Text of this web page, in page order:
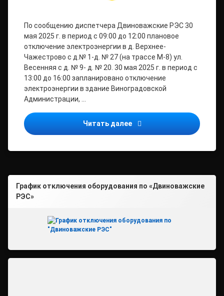
По сообщению диспетчера Двиноважские РЭС 30
мая 2025 г. в период с 09:00 до 12:00 плановое
отключение электроэнергии в д. Верхнее-
Чажестрово с д.№ 1-д. № 27 (на трассе М-8) ул.
Весенняя с д. № 9- д. № 20. 30 мая 2025 г. в период с
13:00 до 16:00 запланировано отключение
электроэнергии в здание Виноградовской
Администрации, …
Читать далее ВНИМАНИЕ!
График отключения оборудования по «Двиноважские
РЭС»